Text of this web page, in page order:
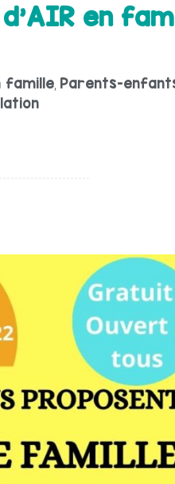
en
famille, Parents-